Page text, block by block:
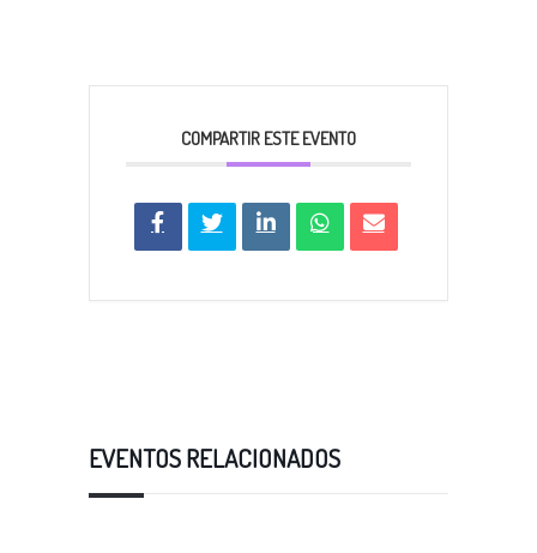
COMPARTIR ESTE EVENTO
EVENTOS RELACIONADOS